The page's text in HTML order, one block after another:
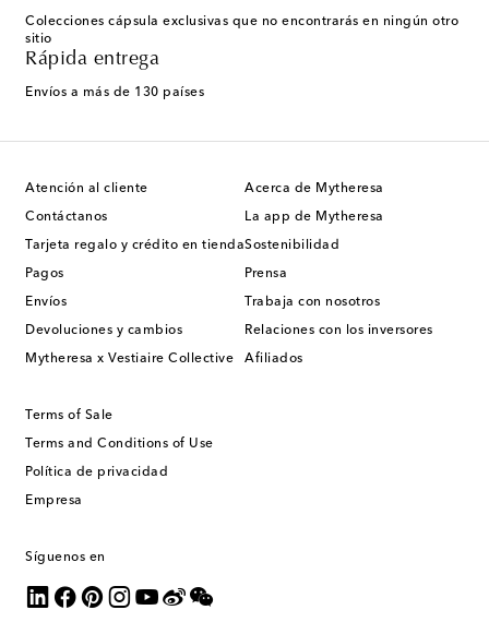
Colecciones cápsula exclusivas que no encontrarás en ningún otro
sitio
Rápida entrega
Envíos a más de 130 países
Atención al cliente
Contáctanos
Tarjeta regalo y crédito en tienda
Pagos
Envíos
Devoluciones y cambios
Mytheresa x Vestiaire Collective
Acerca de Mytheresa
La app de Mytheresa
Sostenibilidad
Prensa
Trabaja con nosotros
Relaciones con los inversores
Afiliados
Terms of Sale
Terms and Conditions of Use
Política de privacidad
Empresa
Síguenos en